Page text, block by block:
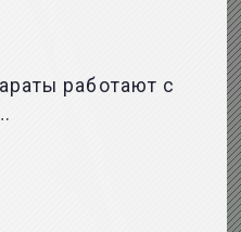
работают с